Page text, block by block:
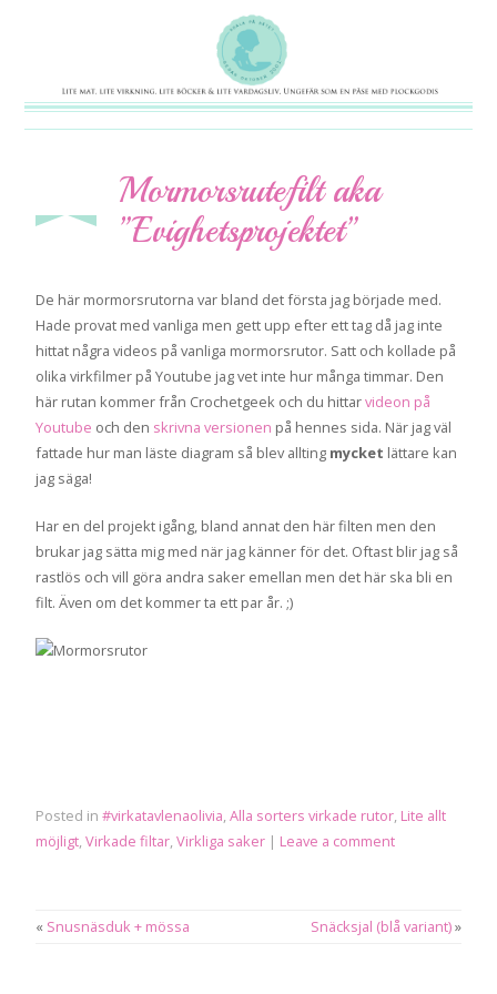
Mormorsrutefilt aka
”Evighetsprojektet”
De här mormorsrutorna var bland det första jag började med.
Hade provat med vanliga men gett upp efter ett tag då jag inte
hittat några videos på vanliga mormorsrutor. Satt och kollade på
olika virkfilmer på Youtube jag vet inte hur många timmar. Den
här rutan kommer från Crochetgeek och du hittarvideon på
Youtube och den skrivna versionen på hennes sida. När jag väl
fattade hur man läste diagram så blev allting mycket lättare kan
jag säga!
Har en del projekt igång, bland annat den här filten men den
brukar jag sätta mig med när jag känner för det. Oftast blir jag så
rastlös och vill göra andra saker emellan men det här ska bli en
filt. Även om det kommer ta ett par år. ;)
Posted in#virkatavlenaolivia,Alla sorters virkade rutor, Lite allt
möjligt,Virkade filtar,Virkliga saker | Leave a comment
« Snusnäsduk + mössa Snäcksjal (blå variant)»